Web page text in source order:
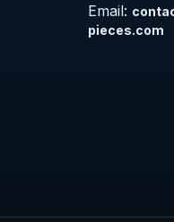
Email:
pieces.com